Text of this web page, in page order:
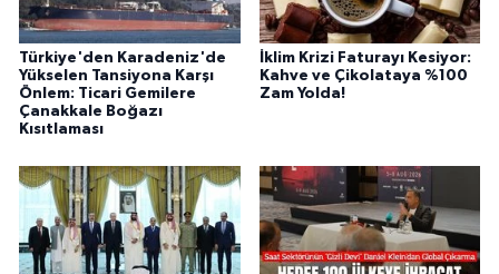
Türkiye'den Karadeniz'de
Yükselen Tansiyona Karşı
Önlem: Ticari Gemilere
Çanakkale Boğazı
Kısıtlaması
İklim Krizi Faturayı Kesiyor:
Kahve ve Çikolataya %100
Zam Yolda!